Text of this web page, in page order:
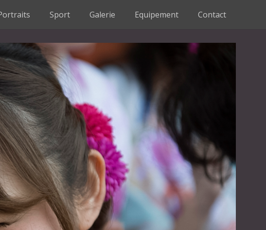
Sport Galerie Equipement Contact